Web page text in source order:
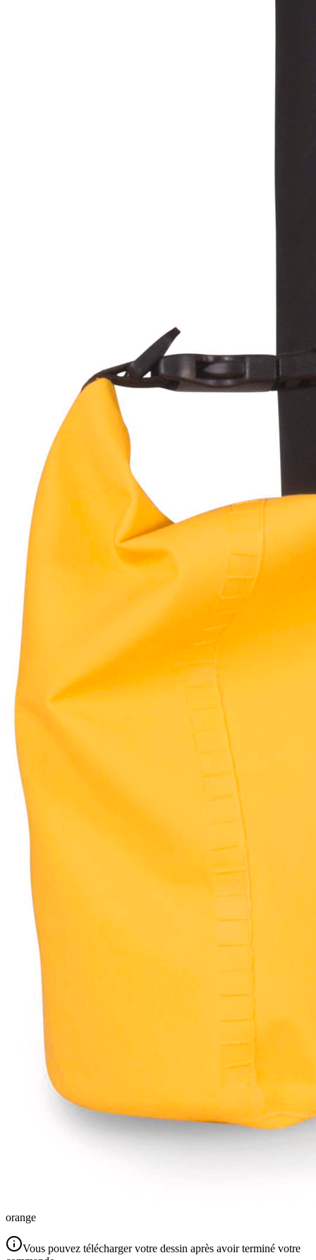
orange
Vous pouvez télécharger votre dessin après avoir terminé votre